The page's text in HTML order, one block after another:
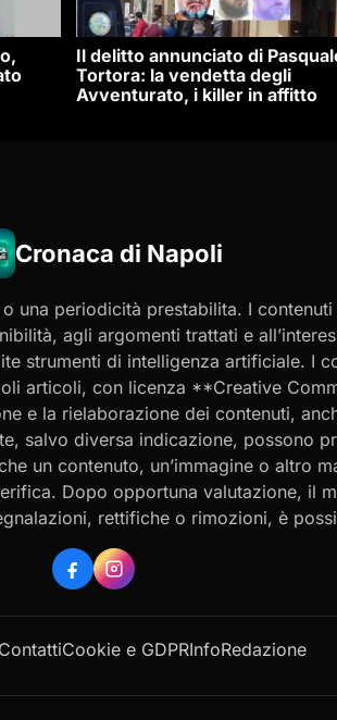
Il delitto annunciato di
Tortora: la vendetta degli
Avventurato, i killer in affitto
Cronaca di Napoli
una periodicità prestabilita. I
agli argomenti trattati e
strumenti di intelligenza artificiale. I
articoli, con licenza **Creative
e la rielaborazione dei contenuti,
salvo diversa indicazione, possono
un contenuto, un’immagine o altro
Dopo opportuna valutazione, il
rettifiche o rimozioni, è
Cookie e GDPRInfoRedazione